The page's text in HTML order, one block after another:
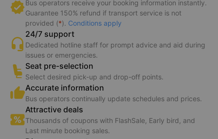
Benefits of booking on Vexere
Guaranteed transport
Bus operators receive your booking information instantly.
Guarantee 150% refund if transport service is not
provided (*).Conditions apply
24/7 support
Dedicated hotline staff for prompt advice and aid during
issues or emergencies.
Seat pre-selection
Select desired pick-up and drop-off points.
Accurate information
Bus operators continually update schedules and prices.